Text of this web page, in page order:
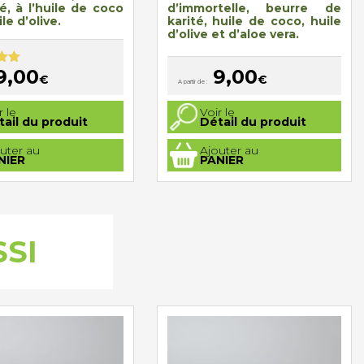
à l’huile de coco
d’olive.
€
le
du produit
au
d’immortelle, beurre de
karité, huile de coco, huile
d’olive et d’aloe vera.
A partir de : 9,00€
Voir le
Détail du produit
Ajouter au
PANIER
Ce
produit
a
plusieurs
variations.
Les
options
peuvent